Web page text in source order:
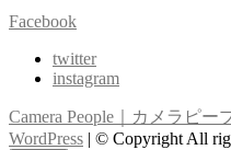
Facebook
twitter
instagram
Camera People｜カメラピー
WordPress | © Copyright All